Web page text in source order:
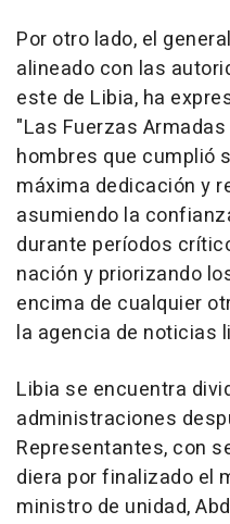
Por otro lado, el
alineado con las
este de Libia, ha
"Las Fuerzas
hombres que cumplió
máxima dedicación y
asumiendo la
durante períodos
nación y priorizando
encima de cualquier
la agencia de noticias
Libia se encuentra
administraciones
Representantes, con
diera por finalizado el
ministro de unidad,